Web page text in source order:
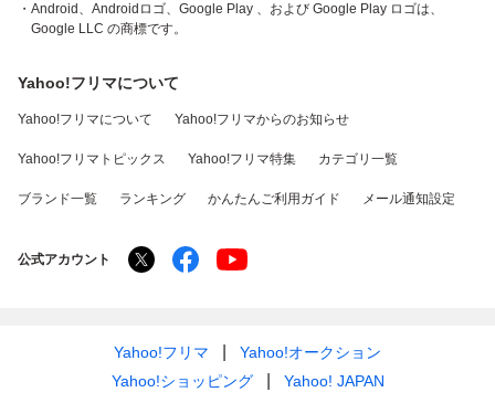
・Android、Androidロゴ、Google Play 、および Google Play ロゴは、
Google LLC の商標です。
Yahoo!フリマについて
Yahoo!フリマについて Yahoo!フリマからのお知らせ
Yahoo!フリマトピックス Yahoo!フリマ特集 カテゴリ一覧
ブランド一覧 ランキング かんたんご利用ガイド メール通知設定
公式アカウント
Yahoo!フリマ
Yahoo!オークション
Yahoo!ショッピング
Yahoo! JAPAN